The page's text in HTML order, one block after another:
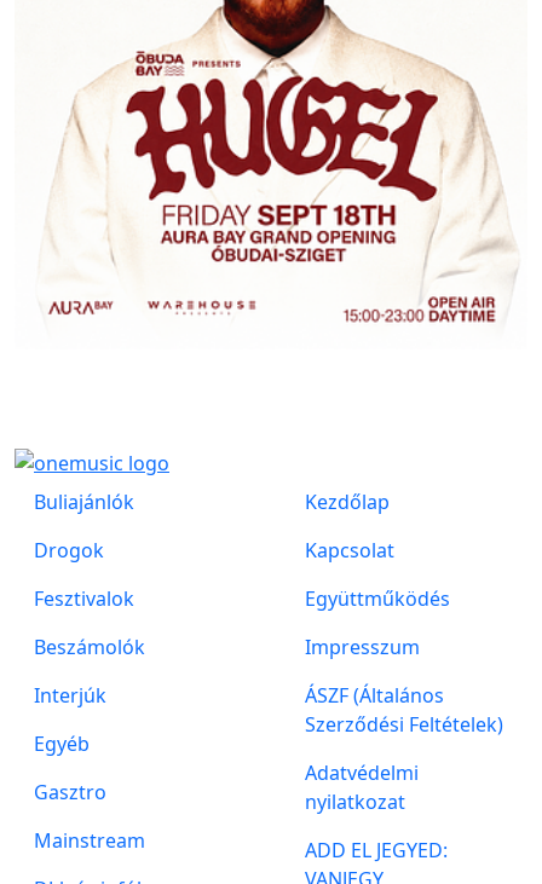
Buliajánlók
Drogok
Fesztivalok
Beszámolók
Interjúk
Egyéb
Gasztro
Mainstream
Kezdőlap
Kapcsolat
Együttműködés
Impresszum
ÁSZF (Általános
Szerződési Feltételek)
Adatvédelmi
nyilatkozat
ADD EL JEGYED:
VANJEGY